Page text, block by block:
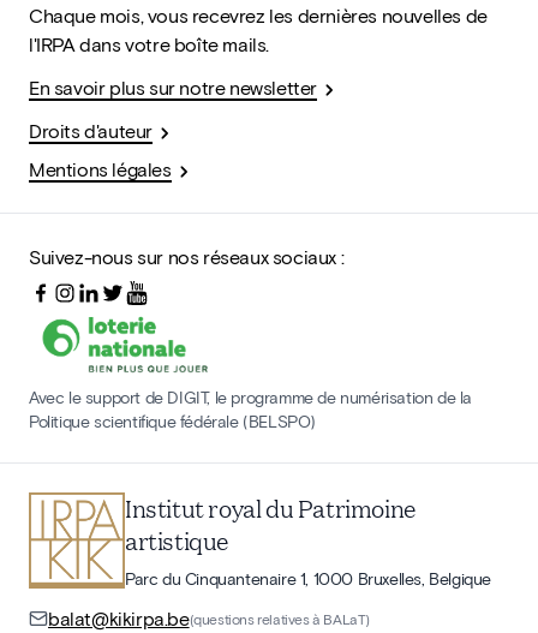
Chaque mois, vous recevrez les dernières nouvelles de
l'IRPA dans votre boîte mails.
En savoir plus sur notre newsletter
Droits d'auteur
Mentions légales
Suivez-nous sur nos réseaux sociaux :
Avec le support de DIGIT, le programme de numérisation de la
Politique scientifique fédérale (BELSPO)
Institut royal du Patrimoine
artistique
Parc du Cinquantenaire 1, 1000 Bruxelles, Belgique
balat@kikirpa.be(questions relatives à BALaT)